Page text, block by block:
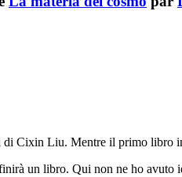
Cixin Liu. Mentre il primo libro
un libro. Qui non ne ho